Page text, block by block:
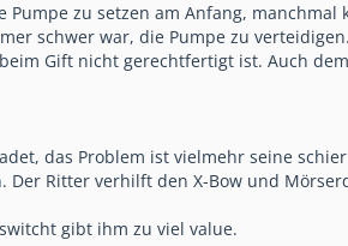
zu setzen am Anfang, manchmal
schwer war, die Pumpe zu
Gift nicht gerechtfertigt ist. Auch
das Problem ist vielmehr seine
Ritter verhilft den X-Bow und
gibt ihm zu viel value.